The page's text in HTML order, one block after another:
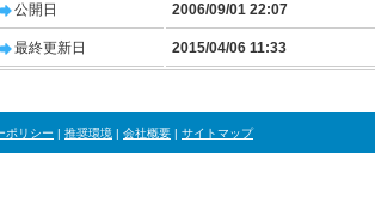
公開日 2006/09/01 22:07
最終更新日 2015/04/06 11:33
ポリシー | 推奨環境 | 会社概要 | サイトマップ